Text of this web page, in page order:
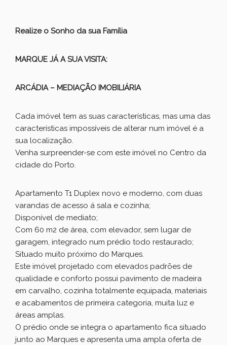
Realize o Sonho da sua Família
MARQUE JÁ A SUA VISITA:
ARCÁDIA – MEDIAÇÃO IMOBILIÁRIA
Cada imóvel tem as suas características, mas uma das
características impossíveis de alterar num imóvel é a
sua localização.
Venha surpreender-se com este imóvel no Centro da
cidade do Porto.
Apartamento T1 Duplex novo e moderno, com duas
varandas de acesso á sala e cozinha;
Disponível de mediato;
Com 60 m2 de área, com elevador, sem lugar de
garagem, integrado num prédio todo restaurado;
Situado muito próximo do Marques.
Este imóvel projetado com elevados padrões de
qualidade e conforto possui pavimento de madeira
em carvalho, cozinha totalmente equipada, materiais
e acabamentos de primeira categoria, muita luz e
áreas amplas.
O prédio onde se integra o apartamento fica situado
junto ao Marques e apresenta uma ampla oferta de